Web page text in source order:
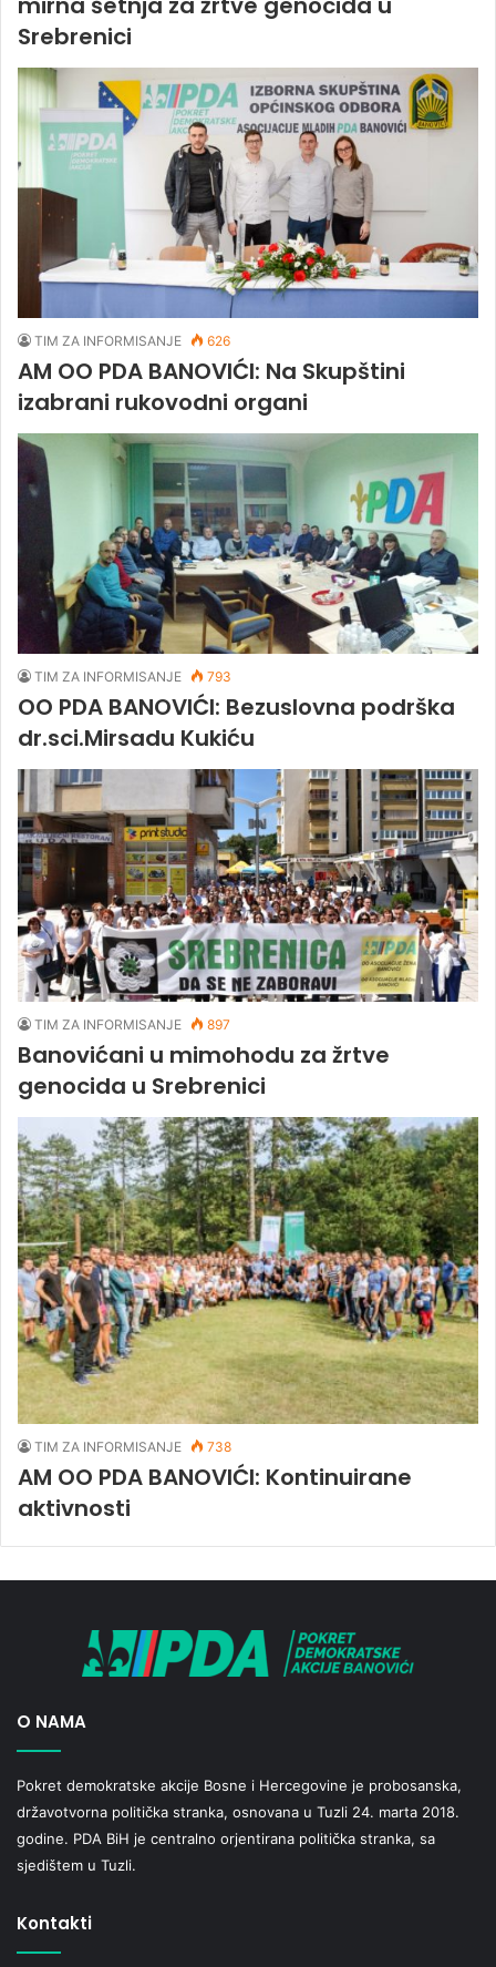
Srebrenici
TIM ZA INFORMISANJE 626
AM OO PDA BANOVIĆI: Na Skupštini
izabrani rukovodni organi
TIM ZA INFORMISANJE 793
OO PDA BANOVIĆI: Bezuslovna podrška
dr.sci.Mirsadu Kukiću
TIM ZA INFORMISANJE 897
Banovićani u mimohodu za žrtve
genocida u Srebrenici
TIM ZA INFORMISANJE 738
AM OO PDA BANOVIĆI: Kontinuirane
aktivnosti
O NAMA
Pokret demokratske akcije Bosne i Hercegovine je probosanska,
državotvorna politička stranka, osnovana u Tuzli 24. marta 2018.
godine. PDA BiH je centralno orjentirana politička stranka, sa
sjedištem u Tuzli.
Kontakti